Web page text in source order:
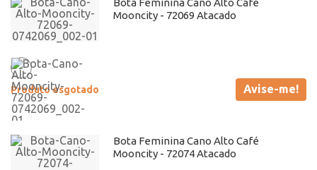
Bota Feminina Cano Alto Café
Mooncity - 72069 Atacado
Produto esgotado Avise-me!
Bota Feminina Cano Alto Café
Mooncity - 72074 Atacado